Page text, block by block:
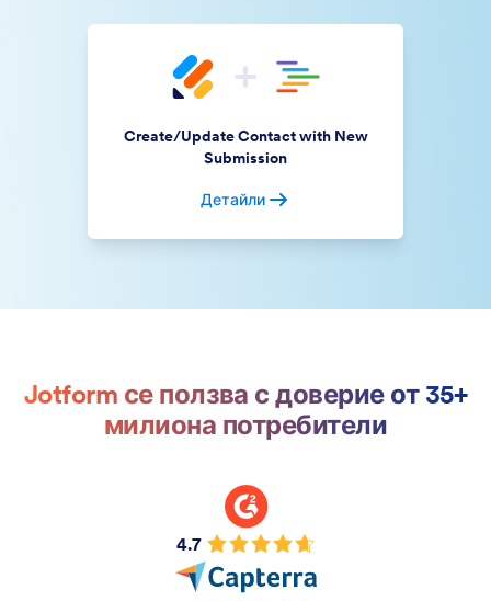
Create/Update Contact with New
Submission
Детайли
Jotform се ползва с доверие от 35+
милиона потребители
4.7